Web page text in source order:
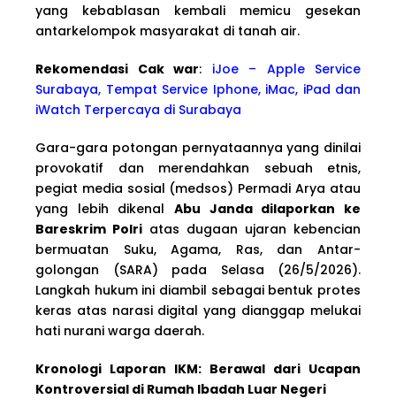
yang kebablasan kembali memicu gesekan
antarkelompok masyarakat di tanah air.
Rekomendasi Cak war: iJoe – Apple Service
Surabaya, Tempat Service Iphone, iMac, iPad dan
iWatch Terpercaya di Surabaya
Gara-gara potongan pernyataannya yang dinilai
provokatif dan merendahkan sebuah etnis,
pegiat media sosial (medsos) Permadi Arya atau
yang lebih dikenal Abu Janda dilaporkan ke
Bareskrim Polri atas dugaan ujaran kebencian
bermuatan Suku, Agama, Ras, dan Antar-
golongan (SARA) pada Selasa (26/5/2026).
Langkah hukum ini diambil sebagai bentuk protes
keras atas narasi digital yang dianggap melukai
hati nurani warga daerah.
Kronologi Laporan IKM: Berawal dari Ucapan
Kontroversial di Rumah Ibadah Luar Negeri